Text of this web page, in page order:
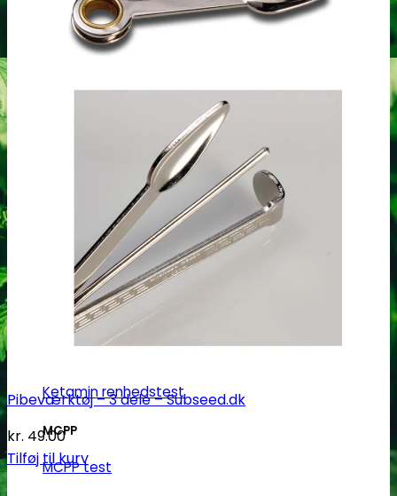
Badesalte renhedstest
Benzoer renhedstest
GHB/Hætter
GHB/Hætter renhedstest
Ketamin
Ketamin renhedstest
MCPP
MCPP test
Pibeværktøj – 3 dele – Subseed.dk
kr. 49.00
Tilføj til kurv